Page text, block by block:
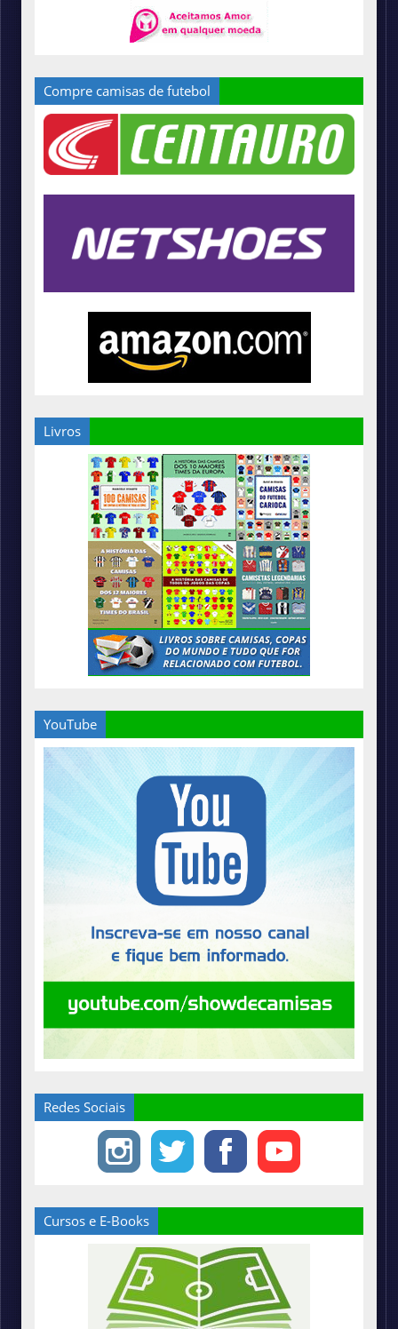
Compre camisas de futebol
Livros
YouTube
Redes Sociais
Cursos e E-Books